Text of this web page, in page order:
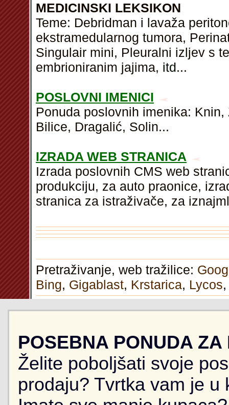
MEDICINSKI LEKSIKON
Teme: Debridman i lavaža
ekstramedularnog tumora,
Singulair mini, Pleuralni izljev s
embrioniranim jajima, itd...
POSLOVNI IMENICI
Ponuda poslovnih imenika:
Bilice, Dragalić, Solin...
IZRADA WEB STRANICA
Izrada poslovnih CMS web
produkciju, za auto praonice,
stranica za istraživače, za
Pretraživanje, web tražilice:
Bing, Gigablast, Krstarica, Lycos
POSEBNA PONUDA ZA
Želite poboljšati svoje
prodaju? Tvrtka vam je